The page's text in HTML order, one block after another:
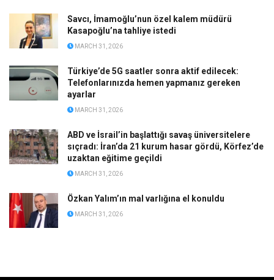
Savcı, İmamoğlu’nun özel kalem müdürü
Kasapoğlu’na tahliye istedi
MARCH 31, 2026
Türkiye’de 5G saatler sonra aktif edilecek:
Telefonlarınızda hemen yapmanız gereken
ayarlar
MARCH 31, 2026
ABD ve İsrail’in başlattığı savaş üniversitelere
sıçradı: İran’da 21 kurum hasar gördü, Körfez’de
uzaktan eğitime geçildi
MARCH 31, 2026
Özkan Yalım’ın mal varlığına el konuldu
MARCH 31, 2026